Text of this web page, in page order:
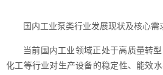
国内工业泵类行业发展现状及核心需
当前国内工业领域正处于高质量转
化工等行业对生产设备的稳定性、能效